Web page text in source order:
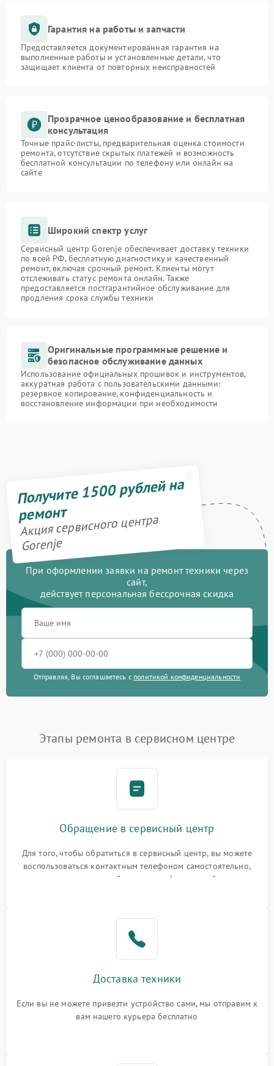
Гарантия на работы и запчасти
Предоставляется документированная гарантия на
выполненные работы и установленные детали, что
защищает клиента от повторных неисправностей
Прозрачное ценообразование и бесплатная
консультация
Точные прайс-листы, предварительная оценка стоимости
ремонта, отсутствие скрытых платежей и возможность
бесплатной консультации по телефону или онлайн на
сайте
Широкий спектр услуг
Сервисный центр Gorenje обеспечивает доставку техники
по всей РФ, бесплатную диагностику и качественный
ремонт, включая срочный ремонт. Клиенты могут
отслеживать статус ремонта онлайн. Также
предоставляется постгарантийное обслуживание для
продления срока службы техники
Оригинальные программные решение и
безопасное обслуживание данных
Использование официальных прошивок и инструментов,
аккуратная работа с пользовательскими данными:
резервное копирование, конфиденциальность и
восстановление информации при необходимости
Получите 1500 рублей на
ремонт
Акция сервисного центра
Gorenje
При оформлении заявки на ремонт техники через
сайт,
действует персональная бессрочная скидка
Отправляя, Вы соглашаетесь с политикой конфиденциальности
Этапы ремонта в сервисном центре
Обращение в сервисный центр
Для того, чтобы обратиться в сервисный центр, вы можете
воспользоваться контактным телефоном самостоятельно,
или оставить свой номер телефона на сайте
Доставка техники
Если вы не можете привезти устройство сами, мы отправим к
вам нашего курьера бесплатно